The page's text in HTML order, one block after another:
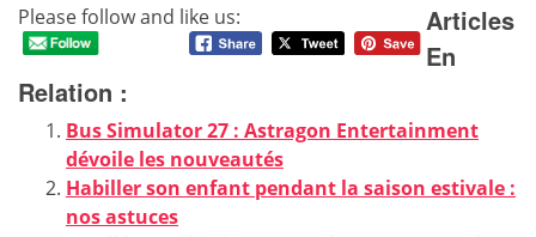
Please follow and like us:
Articles
En
Relation :
Bus Simulator 27 : Astragon Entertainment
dévoile les nouveautés
Habiller son enfant pendant la saison estivale :
nos astuces